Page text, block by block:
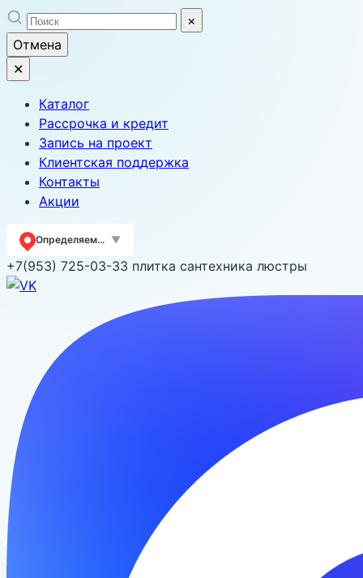
Skip
to
content
×
Отмена
✕
Каталог
Рассрочка и кредит
Запись на проект
Клиентская поддержка
Контакты
Акции
Определяем... ▼
+7(953) 725-03-33 плитка сантехника люстры